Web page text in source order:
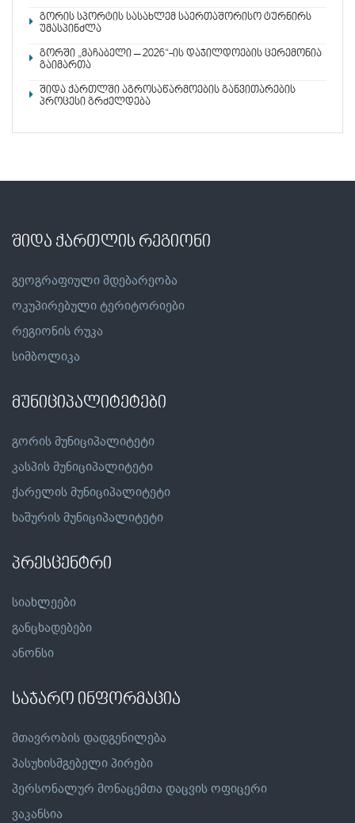
გორის სპორტის სასახლემ საერთაშორისო ტურნირს
უმასპინძლა
გორში „მაჩაბელი – 2026“-ის დაჯილდოების ცერემონია
გაიმართა
შიდა ქართლში აგროსაწარმოების განვითარების
პროცესი გრძელდება
შიდა ქართლის რეგიონი
გეოგრაფიული მდებარეობა
ოკუპირებული ტერიტორიები
რეგიონის რუკა
სიმბოლიკა
მუნიციპალიტეტები
გორის მუნიციპალიტეტი
კასპის მუნიციპალიტეტი
ქარელის მუნიციპალიტეტი
ხაშურის მუნიციპალიტეტი
პრესცენტრი
სიახლეები
განცხადებები
ანონსი
საჯარო ინფორმაცია
მთავრობის დადგენილება
პასუხისმგებელი პირები
პერსონალურ მონაცემთა დაცვის ოფიცერი
ვაკანსია